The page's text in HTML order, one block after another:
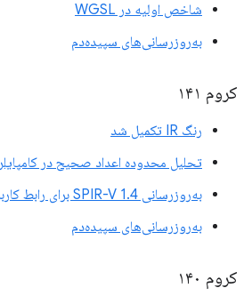
شاخص اولیه در WGSL
به‌روزرسانی‌های سپیده‌دم
کروم ۱۴۱
رنگ IR تکمیل شد
تحلیل محدوده اعداد صحیح در کامپایلر WGSL
به‌روزرسانی SPIR-V 1.4 برای رابط کاربری Vulkan
به‌روزرسانی‌های سپیده‌دم
کروم ۱۴۰